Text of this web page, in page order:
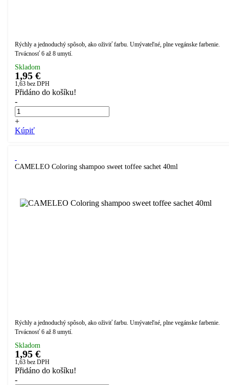
Rýchly a jednoduchý spôsob, ako oživiť farbu. Umývateľné, plne vegánske farbenie.
Trvácnosť 6 až 8 umytí.
Skladom
1,95 €
1,63 bez DPH
Přidáno do košíku!
-
+
Kúpiť
CAMELEO Coloring shampoo sweet toffee sachet 40ml
Rýchly a jednoduchý spôsob, ako oživiť farbu. Umývateľné, plne vegánske farbenie.
Trvácnosť 6 až 8 umytí.
Skladom
1,95 €
1,63 bez DPH
Přidáno do košíku!
-